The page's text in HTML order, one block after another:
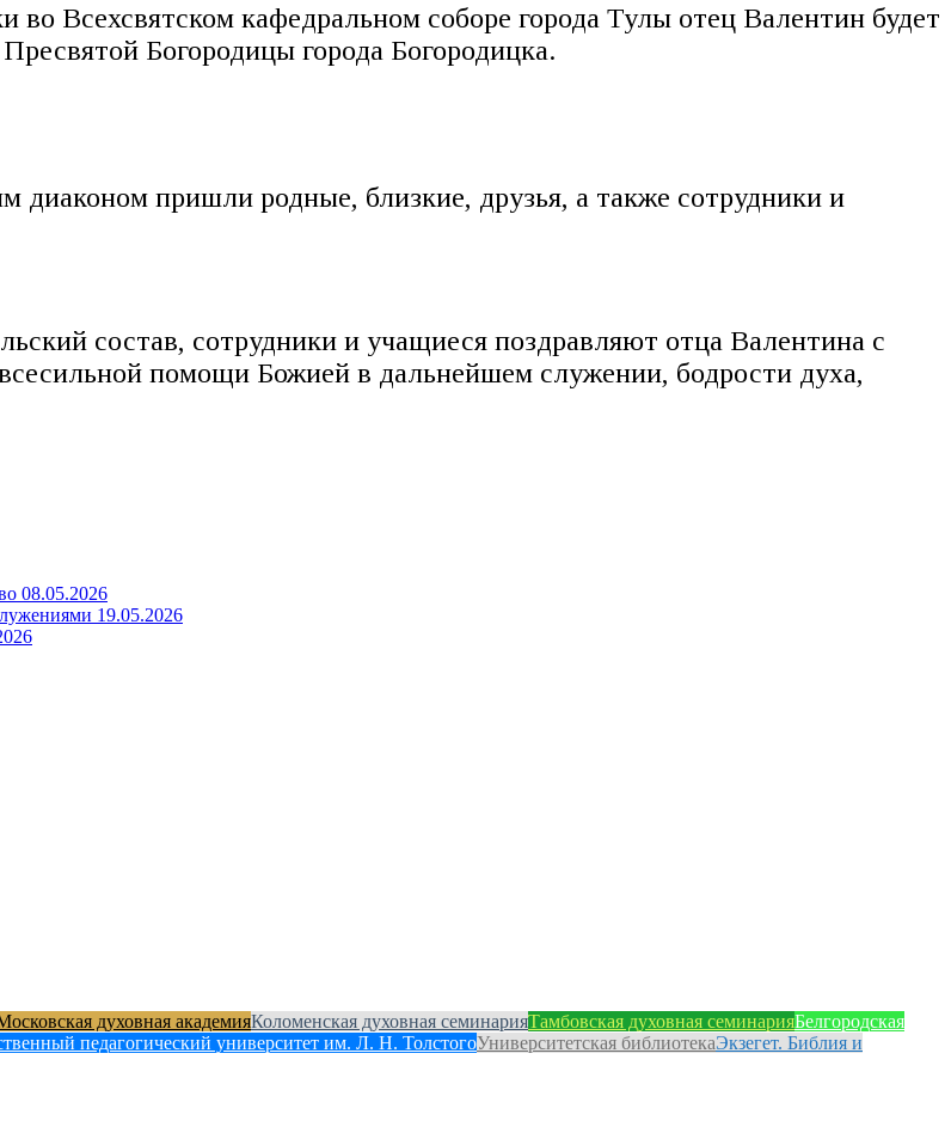
Всехсвятском кафедральном соборе города Тулы отец Валентин будет
Богородицы города Богородицка.
диаконом пришли родные, близкие, друзья, а также сотрудники и
состав, сотрудники и учащиеся поздравляют отца Валентина с
помощи Божией в дальнейшем служении, бодрости духа,
08.05.2026
19.05.2026
духовная академияКоломенская духовная семинарияТамбовская духовная семинарияБелгородская
педагогический университет им. Л. Н. ТолстогоУниверситетская библиотекаЭкзегет. Библия и